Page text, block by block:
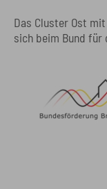
Das Cluster Ost
sich beim Bund